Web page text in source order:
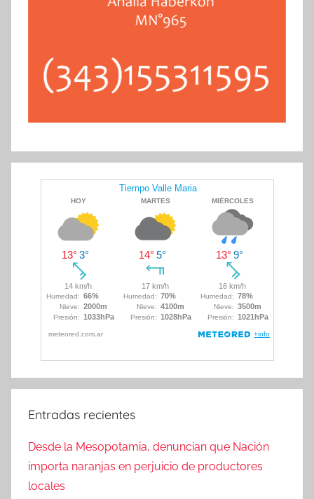
Entradas recientes
Desde la Mesopotamia, denuncian que Nación
importa naranjas en perjuicio de productores
locales